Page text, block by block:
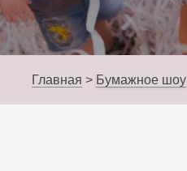
Главная > Бумажное шоу